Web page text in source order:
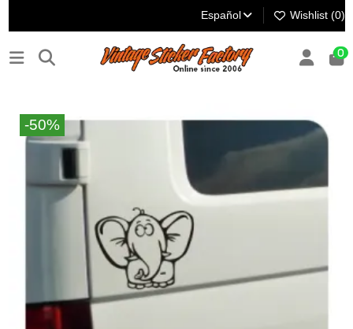
Español Wishlist (0)
0
-50%